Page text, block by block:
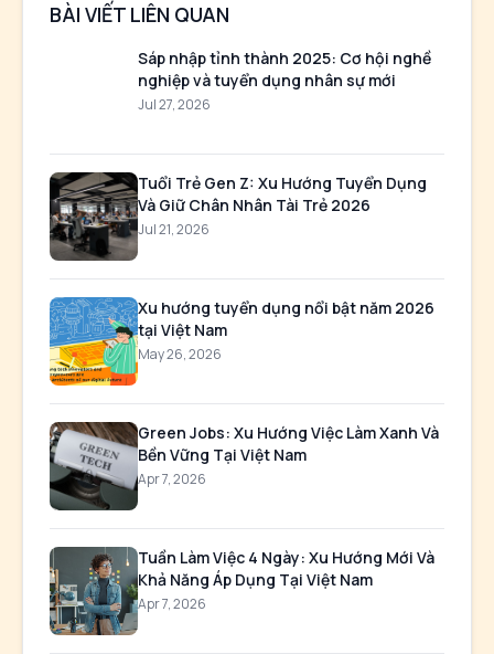
BÀI VIẾT LIÊN QUAN
Sáp nhập tỉnh thành 2025: Cơ hội nghề
nghiệp và tuyển dụng nhân sự mới
Jul 27, 2026
Tuổi Trẻ Gen Z: Xu Hướng Tuyển Dụng
Và Giữ Chân Nhân Tài Trẻ 2026
Jul 21, 2026
Xu hướng tuyển dụng nổi bật năm 2026
tại Việt Nam
May 26, 2026
Green Jobs: Xu Hướng Việc Làm Xanh Và
Bền Vững Tại Việt Nam
Apr 7, 2026
Tuần Làm Việc 4 Ngày: Xu Hướng Mới Và
Khả Năng Áp Dụng Tại Việt Nam
Apr 7, 2026